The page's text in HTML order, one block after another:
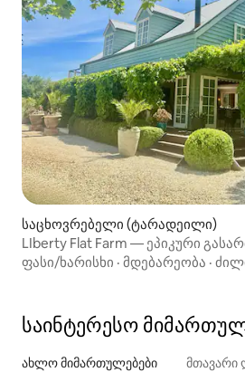
საცხოვრებელი (ტარადეილი)
LIberty Flat Farm — ეპიკური
ფასი/ხარისხი · მდებარეობა ·
საინტერესო
ახლო მიმართულებები მთავარი